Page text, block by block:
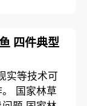
四件典型
实等技术可
国家林草